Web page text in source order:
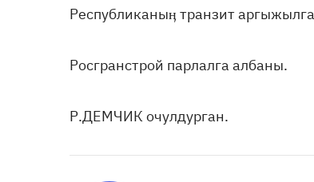
Республиканыӊ транзит
Росгранстрой парлалга албаны.
Р.ДЕМЧИК очулдурган.